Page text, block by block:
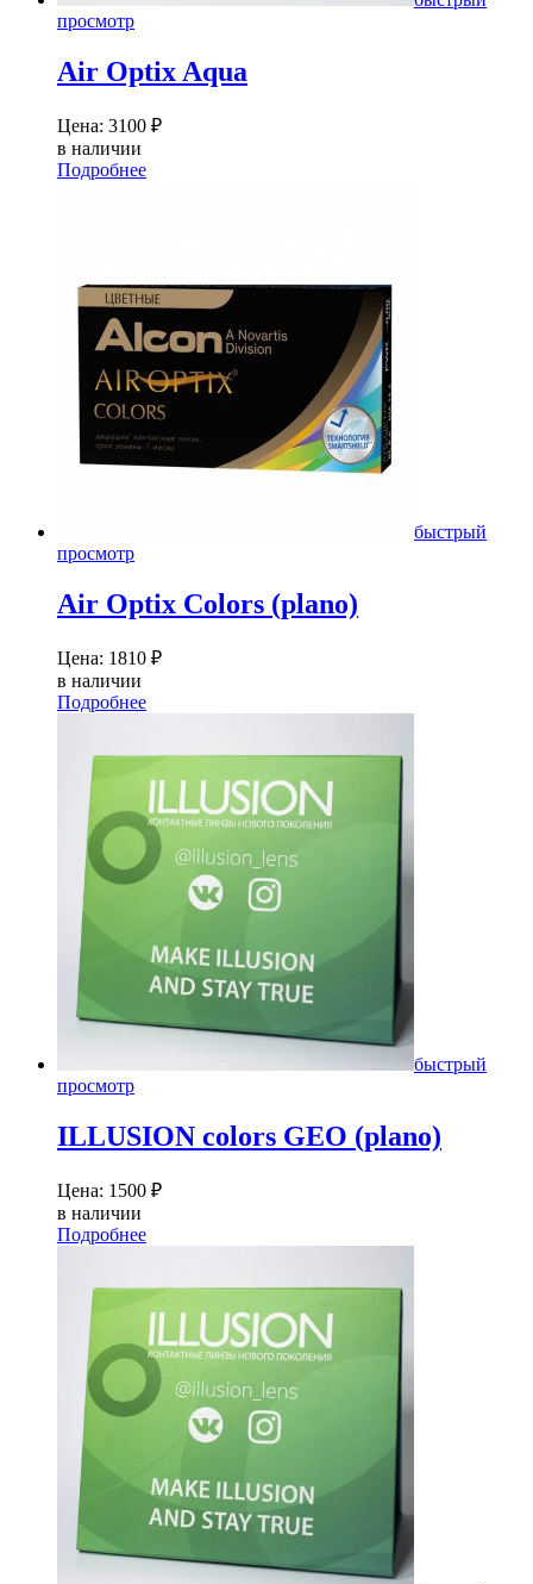
просмотр
Air Optix Aqua
Цена: 3100 ₽
в наличии
Подробнее
быстрый
просмотр
Air Optix Colors (plano)
Цена: 1810 ₽
в наличии
Подробнее
быстрый
просмотр
ILLUSION colors GEO (plano)
Цена: 1500 ₽
в наличии
Подробнее